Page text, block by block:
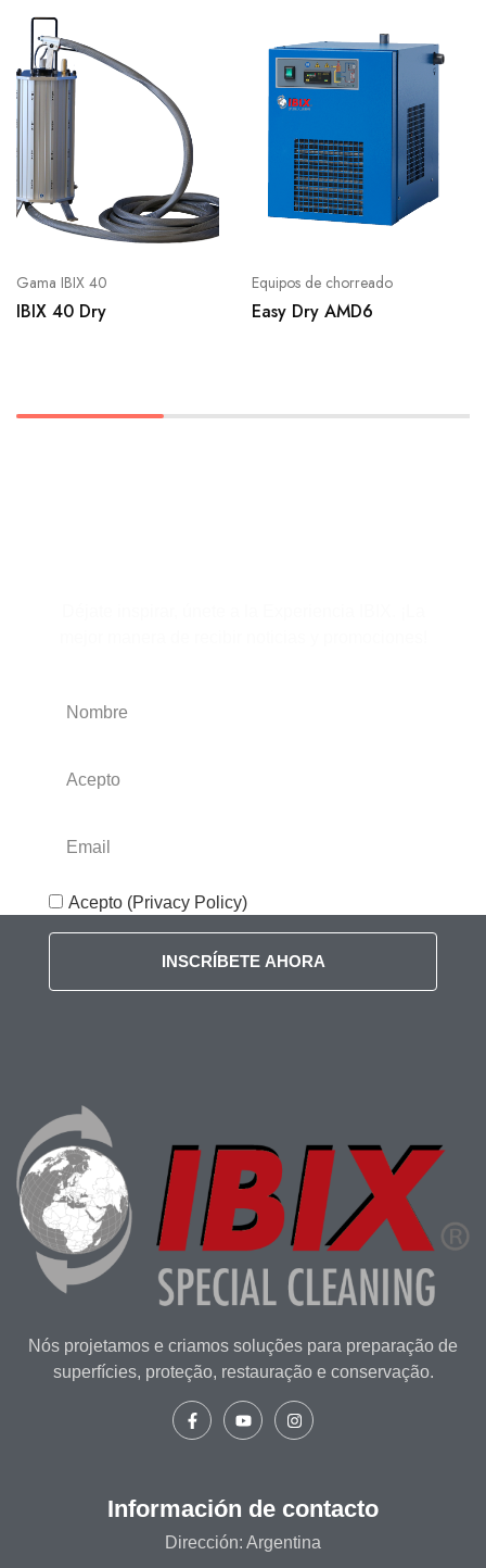
Gama IBIX 40
IBIX 40 Dry
Equipos de chorreado
Easy Dry AMD6
Acepto (Privacy Policy)
INSCRÍBETE AHORA
Nós projetamos e criamos soluções para preparação de
superfícies, proteção, restauração e conservação.
Información de contacto
Dirección: Argentina